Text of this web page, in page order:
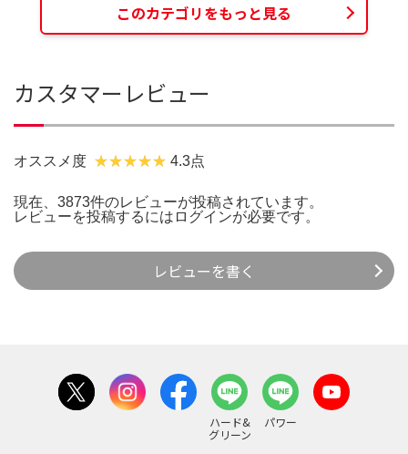
このカテゴリをもっと見る
カスタマーレビュー
オススメ度 4.3点
現在、3873件のレビューが投稿されています。
レビューを投稿するには ログインが必要です。
レビューを書く
ハード&
グリーン
パワー